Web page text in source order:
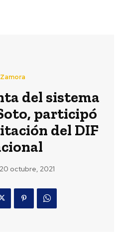
Zamora
del sistema
participó
del DIF
20 octubre, 2021